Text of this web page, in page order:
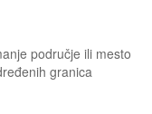
područje ili mesto
granica